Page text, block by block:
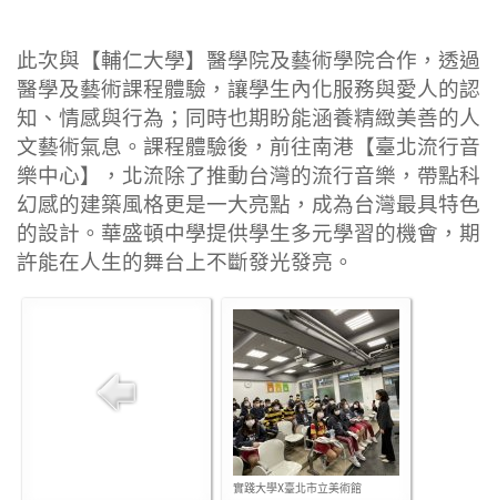
此次與【輔仁大學】醫學院及藝術學院合作，透過
醫學及藝術課程體驗，讓學生內化服務與愛人的認
知、情感與行為；同時也期盼能涵養精緻美善的人
文藝術氣息。課程體驗後，前往南港【臺北流行音
樂中心】，北流除了推動台灣的流行音樂，帶點科
幻感的建築風格更是一大亮點，成為台灣最具特色
的設計。華盛頓中學提供學生多元學習的機會，期
許能在人生的舞台上不斷發光發亮。
實踐大學X臺北市立美術館